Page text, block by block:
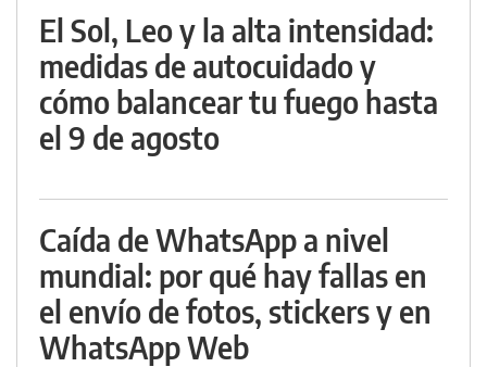
El Sol, Leo y la alta intensidad:
medidas de autocuidado y
cómo balancear tu fuego hasta
el 9 de agosto
Caída de WhatsApp a nivel
mundial: por qué hay fallas en
el envío de fotos, stickers y en
WhatsApp Web